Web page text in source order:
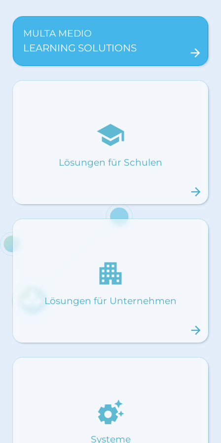
MULTA MEDIO
LEARNING SOLUTIONS arrow_forward
school
Lösungen für Schulen
arrow_forward
apartment
Lösungen für Unternehmen
arrow_forward
settings_suggest
Systeme